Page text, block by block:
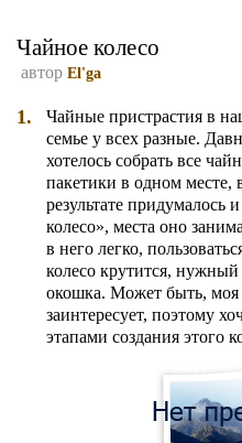
Чайное колесо
автор El'ga
1.
Чайные пристрастия в
семье у всех разные.
хотелось собрать все
пакетики в одном месте,
результате придумалось
колесо», места оно
в него легко,
колесо крутится, нужный
окошка. Может быть, моя
заинтересует, поэтому
этапами создания этого